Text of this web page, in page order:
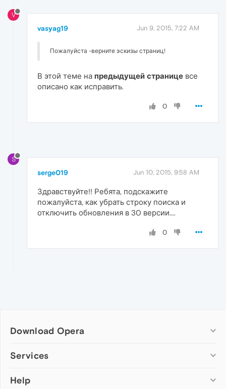
V
vasyag19 Jun 9, 2015, 7:22 AM
Пожалуйста -верните эскизы страниц!
В этой теме на предыдущей странице все
описано как исправить.
0
S
serge019 Jun 10, 2015, 9:58 AM
Здравствуйте!! Ребята, подскажите
пожалуйста, как убрать строку поиска и
отключить обновления в 30 версии....
0
Download Opera
Computer browsers
Opera for Mac
Services
Add-ons
Help